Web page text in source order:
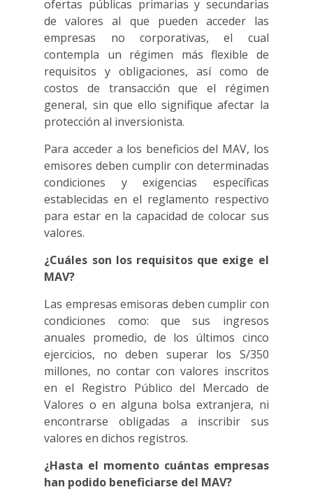
ofertas públicas primarias y secundarias
de valores al que pueden acceder las
empresas no corporativas, el cual
contempla un régimen más flexible de
requisitos y obligaciones, así como de
costos de transacción que el régimen
general, sin que ello signifique afectar la
protección al inversionista.
Para acceder a los beneficios del MAV, los
emisores deben cumplir con determinadas
condiciones y exigencias específicas
establecidas en el reglamento respectivo
para estar en la capacidad de colocar sus
valores.
¿Cuáles son los requisitos que exige el
MAV?
Las empresas emisoras deben cumplir con
condiciones como: que sus ingresos
anuales promedio, de los últimos cinco
ejercicios, no deben superar los S/350
millones, no contar con valores inscritos
en el Registro Público del Mercado de
Valores o en alguna bolsa extranjera, ni
encontrarse obligadas a inscribir sus
valores en dichos registros.
¿Hasta el momento cuántas empresas
han podido beneficiarse del MAV?